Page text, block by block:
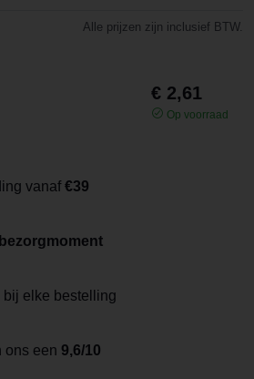
Alle prijzen zijn inclusief BTW.
€ 2,61
Op voorraad
vanaf €39
bij elke bestelling
ons een 9,6/10